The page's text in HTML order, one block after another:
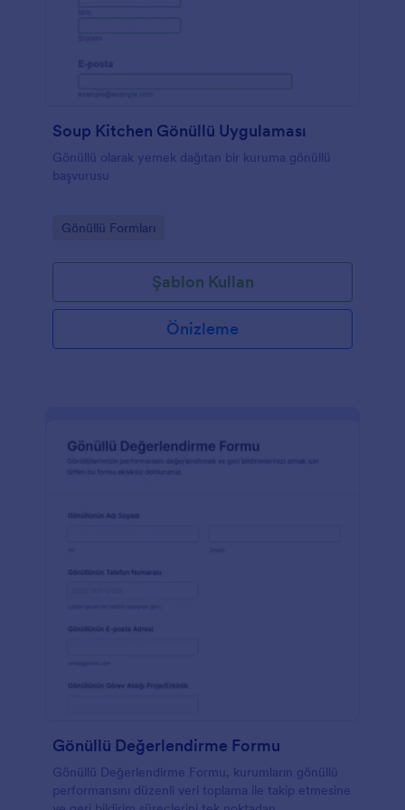
Soup Kitchen Gönüllü Uygulaması
Gönüllü olarak yemek dağıtan bir kuruma gönüllü
başvurusu
Go to Category:
Gönüllü Formları
Şablon Kullan
Önizleme
Gönüllü Değerlendirme Formu
Gönüllü Değerlendirme Formu, kurumların gönüllü
performansını düzenli veri toplama ile takip etmesine